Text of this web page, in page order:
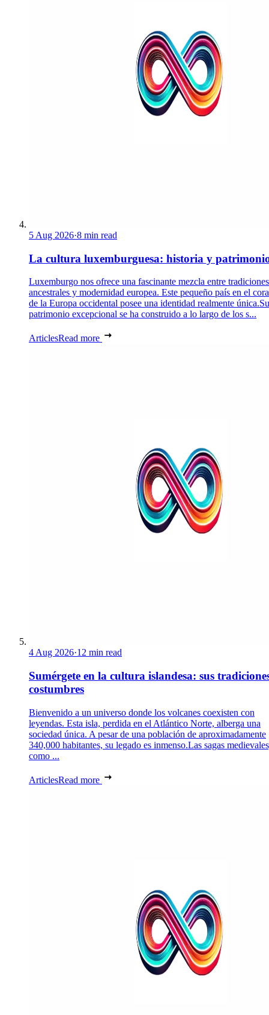
5 Aug 2026·8 min read
La cultura luxemburguesa: historia y
Luxemburgo nos ofrece una fascinante mezcla entre tradiciones
ancestrales y modernidad europea. Este pequeño país en el
de la Europa occidental posee una identidad realmente única.Su
patrimonio excepcional se ha construido a lo largo de los s...
ArticlesRead more
4 Aug 2026·12 min read
Sumérgete en la cultura islandesa: sus
costumbres
Bienvenido a un universo donde los volcanes coexisten con
leyendas. Esta isla, perdida en el Atlántico Norte, alberga una
sociedad única. A pesar de una población de aproximadamente
340,000 habitantes, su legado es inmenso.Las sagas
como ...
ArticlesRead more